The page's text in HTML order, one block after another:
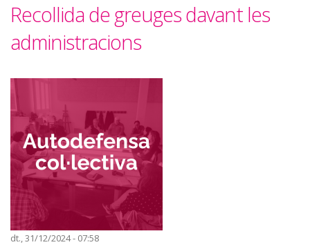
Recollida de greuges davant les
administracions
dt., 31/12/2024 - 07:58